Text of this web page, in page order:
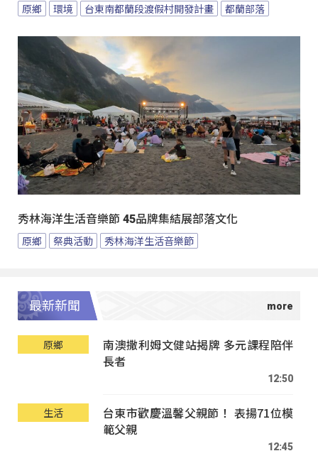
原鄉 環境 台東南都蘭段渡假村開發計畫 都蘭部落
秀林海洋生活音樂節 45品牌集結展部落文化
原鄉 祭典活動 秀林海洋生活音樂節
最新新聞
原鄉
南澳撒利姆文健站揭牌 多元課程陪伴
長者
12:50
生活
台東市歡慶溫馨父親節！ 表揚71位模
範父親
12:45